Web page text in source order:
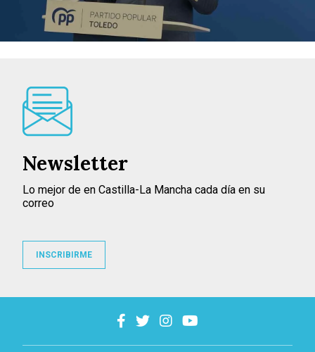
Newsletter
Lo mejor de en Castilla-La Mancha cada día en su
correo
INSCRIBIRME